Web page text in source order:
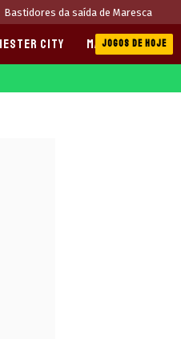
Bastidores da saída de Maresca
CITY MANCHESTER
JOGOS DE HOJE